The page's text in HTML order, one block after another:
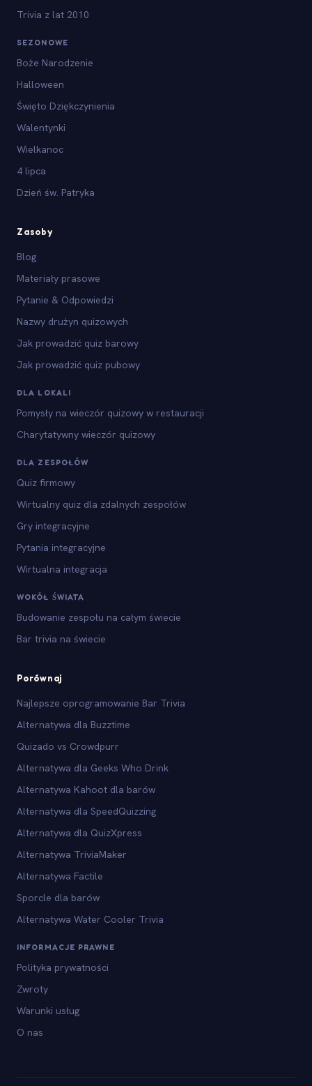
Trivia z lat 2010
SEZONOWE
Boże Narodzenie
Halloween
Święto Dziękczynienia
Walentynki
Wielkanoc
4 lipca
Dzień św. Patryka
Zasoby
Blog
Materiały prasowe
Pytanie & Odpowiedzi
Nazwy drużyn quizowych
Jak prowadzić quiz barowy
Jak prowadzić quiz pubowy
DLA LOKALI
Pomysły na wieczór quizowy w restauracji
Charytatywny wieczór quizowy
DLA ZESPOŁÓW
Quiz firmowy
Wirtualny quiz dla zdalnych zespołów
Gry integracyjne
Pytania integracyjne
Wirtualna integracja
WOKÓŁ ŚWIATA
Budowanie zespołu na całym świecie
Bar trivia na świecie
Porównaj
Najlepsze oprogramowanie Bar Trivia
Alternatywa dla Buzztime
Quizado vs Crowdpurr
Alternatywa dla Geeks Who Drink
Alternatywa Kahoot dla barów
Alternatywa dla SpeedQuizzing
Alternatywa dla QuizXpress
Alternatywa TriviaMaker
Alternatywa Factile
Sporcle dla barów
Alternatywa Water Cooler Trivia
INFORMACJE PRAWNE
Polityka prywatności
Zwroty
Warunki usług
O nas